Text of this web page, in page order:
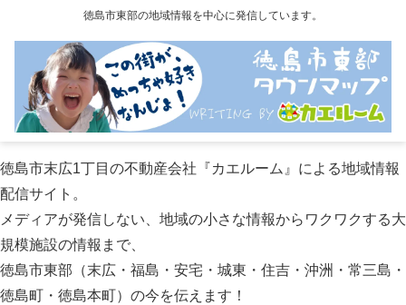
徳島市東部の地域情報を中心に発信しています。
徳島市末広1丁目の不動産会社『カエルーム』による地域情報
配信サイト。
メディアが発信しない、地域の小さな情報からワクワクする大
規模施設の情報まで、
徳島市東部（末広・福島・安宅・城東・住吉・沖洲・常三島・
徳島町・徳島本町）の今を伝えます！